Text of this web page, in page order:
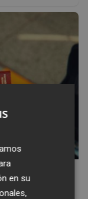
¿está el
en su